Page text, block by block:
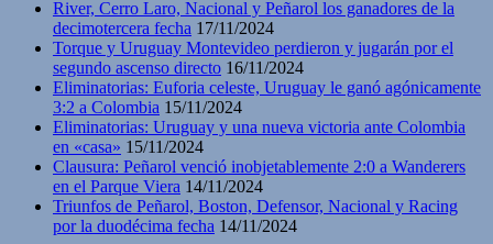
River, Cerro Laro, Nacional y Peñarol los ganadores de la
decimotercera fecha 17/11/2024
Torque y Uruguay Montevideo perdieron y jugarán por el
segundo ascenso directo 16/11/2024
Eliminatorias: Euforia celeste, Uruguay le ganó agónicamente
3:2 a Colombia 15/11/2024
Eliminatorias: Uruguay y una nueva victoria ante Colombia
en «casa» 15/11/2024
Clausura: Peñarol venció inobjetablemente 2:0 a Wanderers
en el Parque Viera 14/11/2024
Triunfos de Peñarol, Boston, Defensor, Nacional y Racing
por la duodécima fecha 14/11/2024